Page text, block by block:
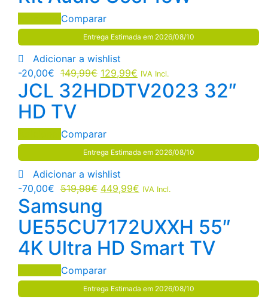
Comparar
Entrega Estimada em 2026/08/10
Adicionar a wishlist
-20,00€ 149,99€ 129,99€ IVA Incl.
JCL 32HDDTV2023 32″
HD TV
Comparar
Entrega Estimada em 2026/08/10
Adicionar a wishlist
-70,00€ 519,99€ 449,99€ IVA Incl.
Samsung
UE55CU7172UXXH 55″
4K Ultra HD Smart TV
Comparar
Entrega Estimada em 2026/08/10